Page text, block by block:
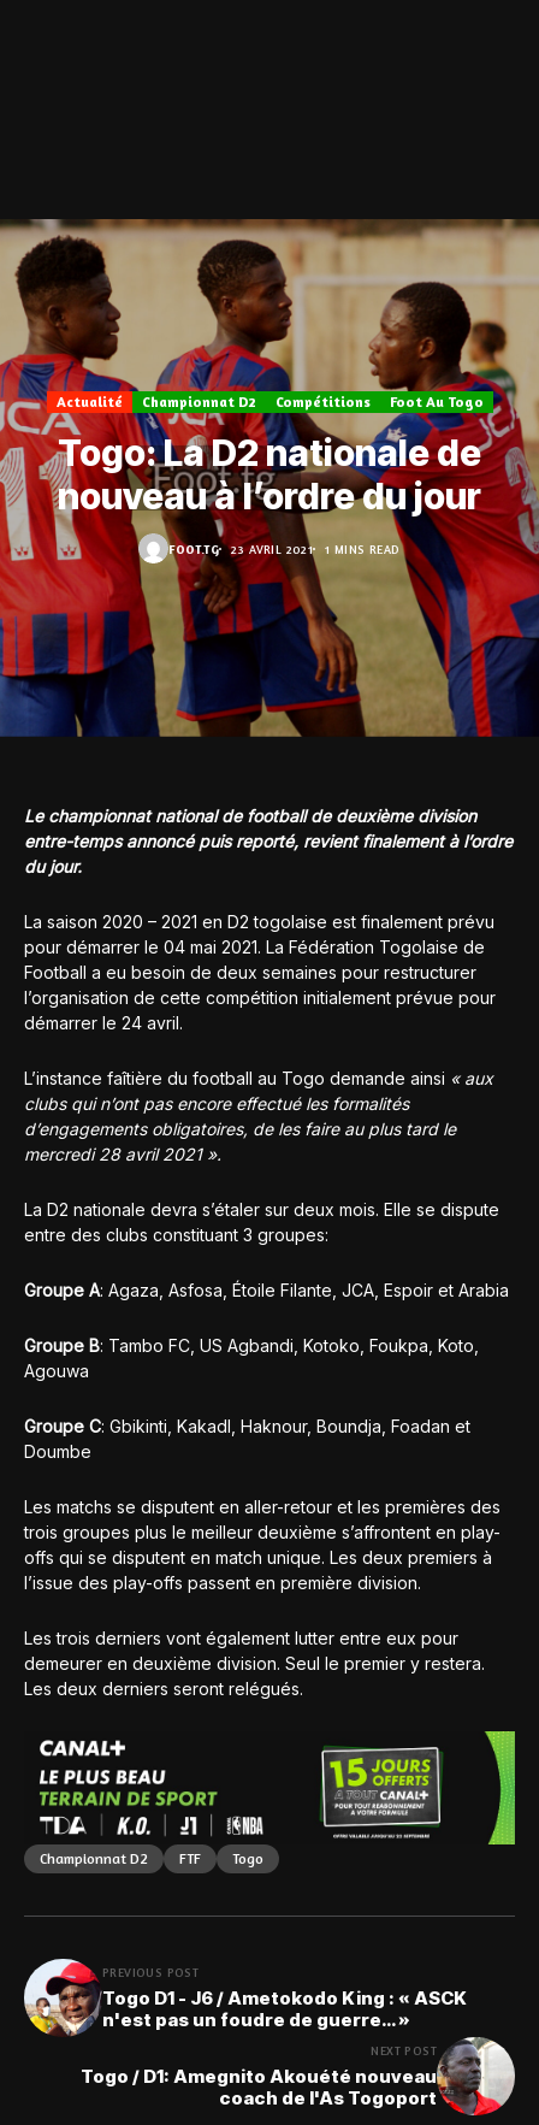
Actualité Championnat D2 Compétitions Foot Au Togo
Togo: La D2 nationale de
nouveau à l’ordre du jour
FOOT.TG 23 AVRIL 2021 1 MINS READ
Le championnat national de football de deuxième division
entre-temps annoncé puis reporté, revient finalement à l’ordre
du jour.
La saison 2020 – 2021 en D2 togolaise est finalement prévu
pour démarrer le 04 mai 2021. La Fédération Togolaise de
Football a eu besoin de deux semaines pour restructurer
l’organisation de cette compétition initialement prévue pour
démarrer le 24 avril.
L’instance faîtière du football au Togo demande ainsi « aux
clubs qui n’ont pas encore effectué les formalités
d’engagements obligatoires, de les faire au plus tard le
mercredi 28 avril 2021 ».
La D2 nationale devra s’étaler sur deux mois. Elle se dispute
entre des clubs constituant 3 groupes:
Groupe A: Agaza, Asfosa, Étoile Filante, JCA, Espoir et Arabia
Groupe B: Tambo FC, US Agbandi, Kotoko, Foukpa, Koto,
Agouwa
Groupe C: Gbikinti, Kakadl, Haknour, Boundja, Foadan et
Doumbe
Les matchs se disputent en aller-retour et les premières des
trois groupes plus le meilleur deuxième s’affrontent en play-
offs qui se disputent en match unique. Les deux premiers à
l’issue des play-offs passent en première division.
Les trois derniers vont également lutter entre eux pour
demeurer en deuxième division. Seul le premier y restera.
Les deux derniers seront relégués.
Championnat D2 FTF Togo
PREVIOUS POST
Togo D1 - J6 / Ametokodo King : « ASCK
n'est pas un foudre de guerre… »
NEXT POST
Togo / D1: Amegnito Akouété nouveau
coach de l'As Togoport